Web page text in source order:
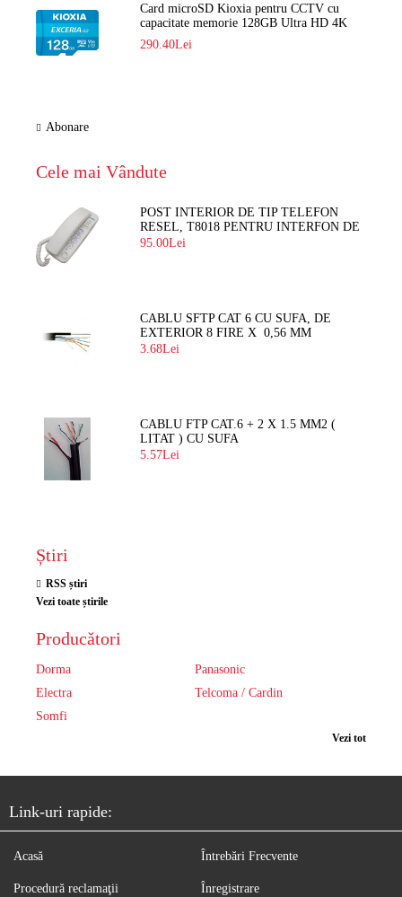
Card microSD Kioxia pentru CCTV cu
capacitate memorie 128GB Ultra HD 4K
LMEX2L128GG2
290.40Lei
Abonare
Cele mai Vândute
POST INTERIOR DE TIP TELEFON
RESEL, T8018 PENTRU INTERFON DE
BLOC
95.00Lei
CABLU SFTP CAT 6 CU SUFA, DE
EXTERIOR 8 FIRE X 0,56 MM
3.68Lei
CABLU FTP CAT.6 + 2 X 1.5 MM2 (
LITAT ) CU SUFA
5.57Lei
Știri
RSS știri
Vezi toate știrile
Producători
Dorma
Panasonic
Electra
Telcoma / Cardin
Somfi
Vezi tot
Link-uri rapide:
Acasă
Procedură reclamaţii
Întrebări Frecvente
Înregistrare